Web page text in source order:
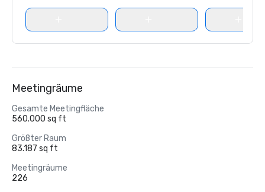
Meetingräume
Gesamte Meetingfläche
560.000 sq ft
Größter Raum
83.187 sq ft
Meetingräume
226